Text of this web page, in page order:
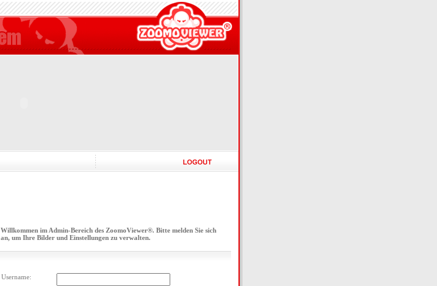
Willkommen im Admin-Bereich des ZoomoViewer®. Bitte melden Sie sich
an, um Ihre Bilder und Einstellungen zu verwalten.
Username: